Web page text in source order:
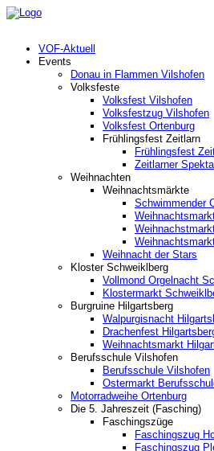
VOF-Aktuell
Events
Donau in Flammen Vilshofen
Volksfeste
Volksfest Vilshofen
Volksfestzug Vilshofen
Volksfest Ortenburg
Frühlingsfest Zeitlarn
Frühlingsfest
Zeitlarner
Weihnachten
Weihnachtsmärkte
Schwimmender
Weihnacht der Stars
Kloster Schweiklberg
Vollmond Orgelnacht
Klostermarkt
Burgruine Hilgartsberg
Walpurgisnacht
Drachenfest
Weihnachtsmarkt
Berufsschule Vilshofen
Berufsschule Vilshofen
Ostermarkt
Motorradweihe Ortenburg
Die 5. Jahreszeit (Fasching)
Faschingszüge
Faschingszug
Faschingszug